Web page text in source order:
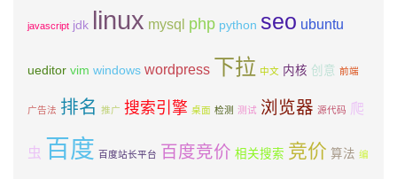
javascript jdk linux mysql php python seo ubuntu
ueditor vim windows wordpress 下拉 中文 内核 创意 前端
广告法 排名 推广 搜索引擎 桌面 检测 测试 浏览器 源代码 爬
虫 百度 百度站长平台 百度竞价 相关搜索 竞价 算法 编